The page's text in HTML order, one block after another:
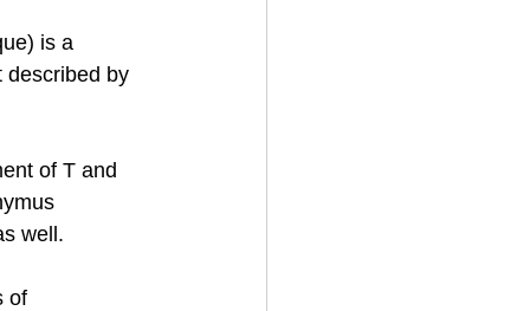
is a
described by
of T and
well.
of